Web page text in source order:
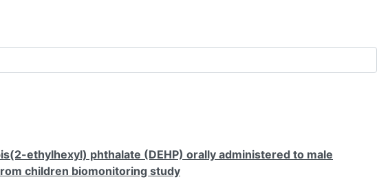
ethylhexyl) phthalate (DEHP) orally administered to male
children biomonitoring study